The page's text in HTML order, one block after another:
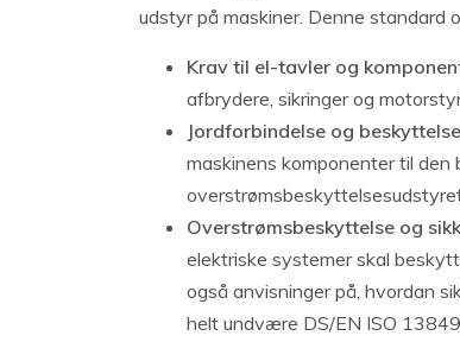
udstyr på maskiner. Denne standard
Krav til el-tavler og
afbrydere, sikringer og
Jordforbindelse og
maskinens komponenter til
Overstrømsbeskyttelse og
elektriske systemer skal
også anvisninger på, hvordan
helt undvære DS/EN ISO